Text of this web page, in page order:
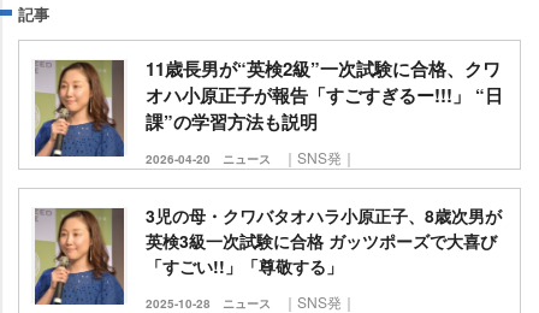
記事
11歳長男が“英検2級”一次試験に合格、クワ
オハ小原正子が報告「すごすぎるー!!!」 “日
課”の学習方法も説明
2026-04-20 ニュース ｜SNS発｜
3児の母・クワバタオハラ小原正子、8歳次男が
英検3級一次試験に合格 ガッツポーズで大喜び
「すごい!!」「尊敬する」
2025-10-28 ニュース ｜SNS発｜